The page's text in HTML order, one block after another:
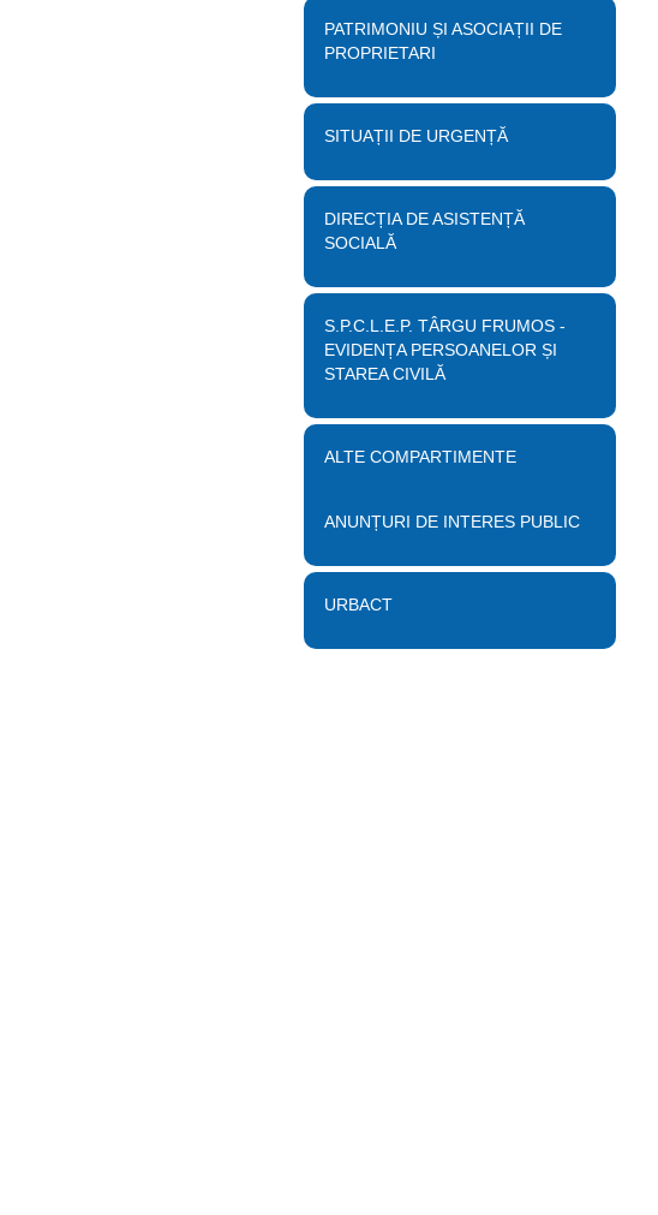
PATRIMONIU ȘI ASOCIAȚII DE
PROPRIETARI
SITUAȚII DE URGENȚĂ
DIRECȚIA DE ASISTENȚĂ
SOCIALĂ
S.P.C.L.E.P. TÂRGU FRUMOS -
EVIDENȚA PERSOANELOR ȘI
STAREA CIVILĂ
ALTE COMPARTIMENTE
ANUNȚURI DE INTERES PUBLIC
URBACT